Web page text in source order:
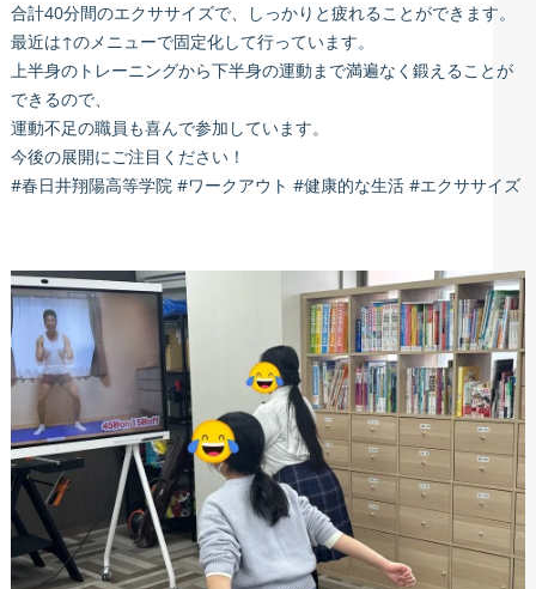
合計40分間のエクササイズで、しっかりと疲れることができます。
最近は↑のメニューで固定化して行っています。
上半身のトレーニングから下半身の運動まで満遍なく鍛えることが
できるので、
運動不足の職員も喜んで参加しています。
今後の展開にご注目ください！
#春日井翔陽高等学院 #ワークアウト #健康的な生活 #エクササイズ